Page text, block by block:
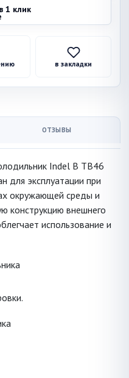
1 клик
в закладки
ОТЗЫВЫ
Indel B TB46
для эксплуатации при
окружающей среды и
конструкцию внешнего
использование и